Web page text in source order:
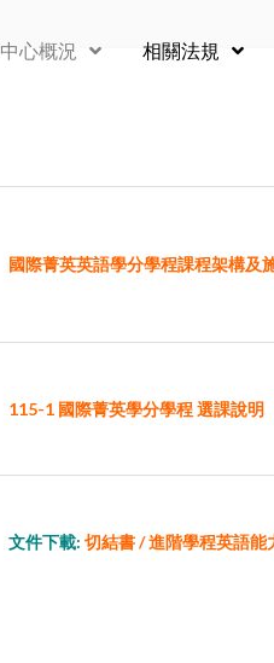
中心概況 相關法規
國際菁英英語學分學程課程架構及
115-1 國際菁英學分學程選課說明
文件下載:切結書/進階學程英語能